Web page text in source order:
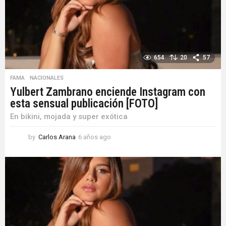
o
654 20 57
FAMA ,NACIONALES
Yulbert Zambrano enciende Instagram con
esta sensual publicación [FOTO]
En bikini, mojada y super exótica
by Carlos Arana 6 años ago
ñ
o
a
g
o